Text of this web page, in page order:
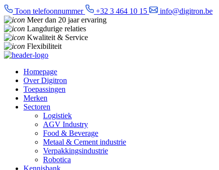
Toon telefoonnummer +32 3 464 10 15
info@digitron.be
Meer dan 20 jaar ervaring
Langdurige relaties
Kwaliteit & Service
Flexibiliteit
Homepage
Over Digitron
Toepassingen
Merken
Sectoren
Logistiek
AGV Industry
Food & Beverage
Metaal & Cement industrie
Verpakkingsindustrie
Robotica
Kennisbank